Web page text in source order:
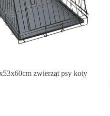
zwierząt psy koty